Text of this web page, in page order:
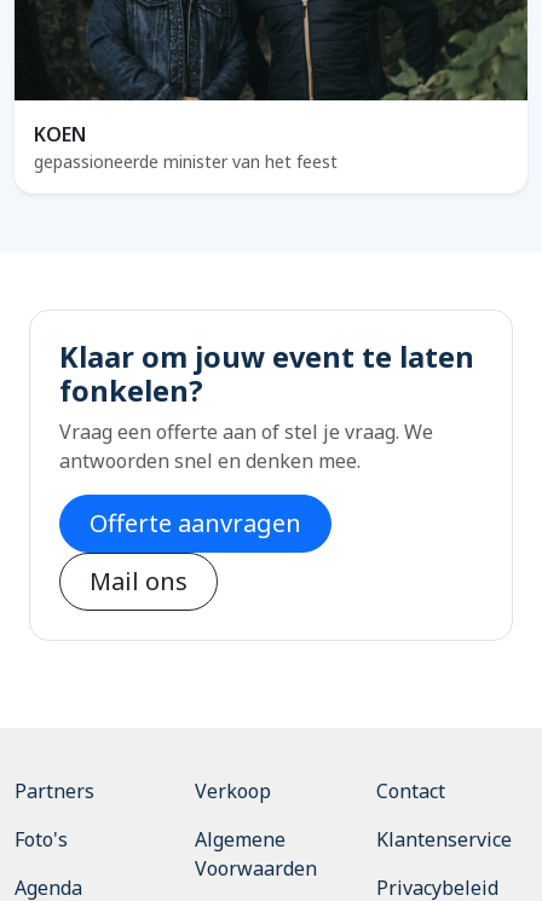
KOEN
gepassioneerde minister van het feest
Klaar om jouw event te laten
fonkelen?
Vraag een offerte aan of stel je vraag. We
antwoorden snel en denken mee.
Offerte aanvragen
Mail ons
Partners
Foto's
Agenda
Verkoop
Algemene
Voorwaarden
Contact
Klantenservice
Privacybeleid